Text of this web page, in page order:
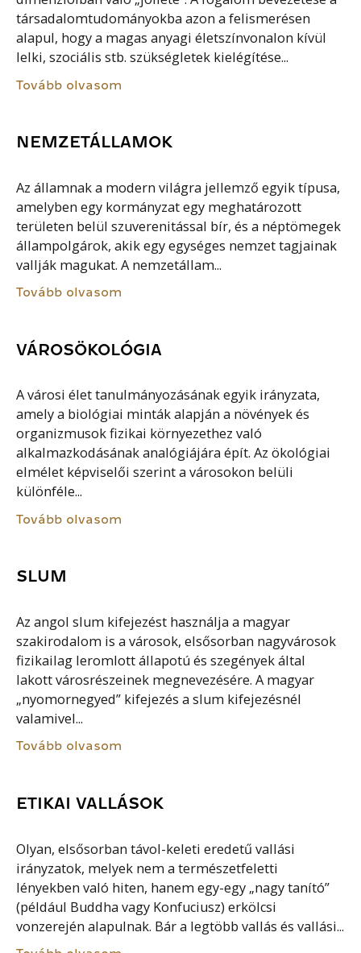
társadalomtudományokba azon a felismerésen
alapul, hogy a magas anyagi életszínvonalon kívül
lelki, szociális stb. szükségletek kielégítése...
Tovább olvasom
NEMZETÁLLAMOK
Az államnak a modern világra jellemző egyik típusa,
amelyben egy kormányzat egy meghatározott
területen belül szuverenitással bír, és a néptömegek
állampolgárok, akik egy egységes nemzet tagjainak
vallják magukat. A nemzetállam...
Tovább olvasom
VÁROSÖKOLÓGIA
A városi élet tanulmányozásának egyik irányzata,
amely a biológiai minták alapján a növények és
organizmusok fizikai környezethez való
alkalmazkodásának analógiájára épít. Az ökológiai
elmélet képviselői szerint a városokon belüli
különféle...
Tovább olvasom
SLUM
Az angol slum kifejezést használja a magyar
szakirodalom is a városok, elsősorban nagyvárosok
fizikailag leromlott állapotú és szegények által
lakott városrészeinek megnevezésére. A magyar
„nyomornegyed” kifejezés a slum kifejezésnél
valamivel...
Tovább olvasom
ETIKAI VALLÁSOK
Olyan, elsősorban távol-keleti eredetű vallási
irányzatok, melyek nem a természetfeletti
lényekben való hiten, hanem egy-egy „nagy tanító”
(például Buddha vagy Konfuciusz) erkölcsi
vonzerején alapulnak. Bár a legtöbb vallás és vallási...